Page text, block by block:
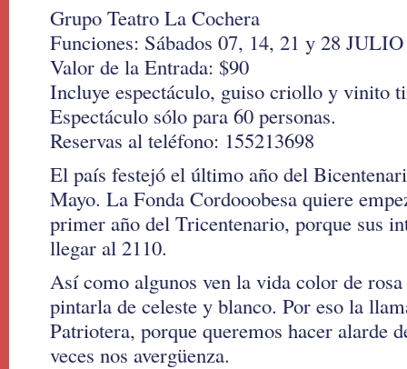
Grupo Teatro La Cochera
Funciones: Sábados 07, 14, 21 y 28
Valor de la Entrada: $90
Incluye espectáculo, guiso criollo y vinito
Espectáculo sólo para 60 personas.
Reservas al teléfono: 155213698
El país festejó el último año del
Mayo. La Fonda Cordooobesa quiere
primer año del Tricentenario, porque sus
llegar al 2110.
Así como algunos ven la vida color de
pintarla de celeste y blanco. Por eso la
Patriotera, porque queremos hacer alarde
veces nos avergüenza.